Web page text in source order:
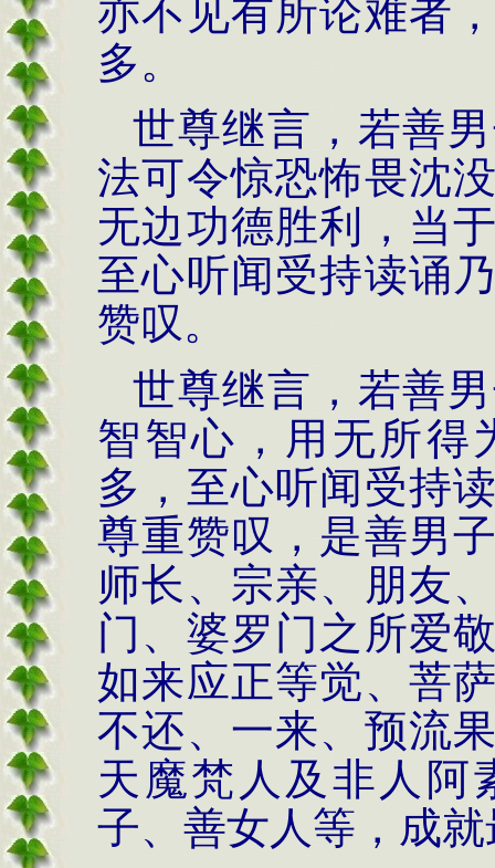
亦不见有所论难者
多。
世尊继言，若善
法可令惊恐怖畏沈
无边功德胜利，当
至心听闻受持读诵
赞叹。
世尊继言，若善
智智心，用无所得
多，至心听闻受持
尊重赞叹，是善男
师长、宗亲、朋友
门、婆罗门之所爱
如来应正等觉、菩
不还、一来、预流
天魔梵人及非人阿
子、善女人等，成